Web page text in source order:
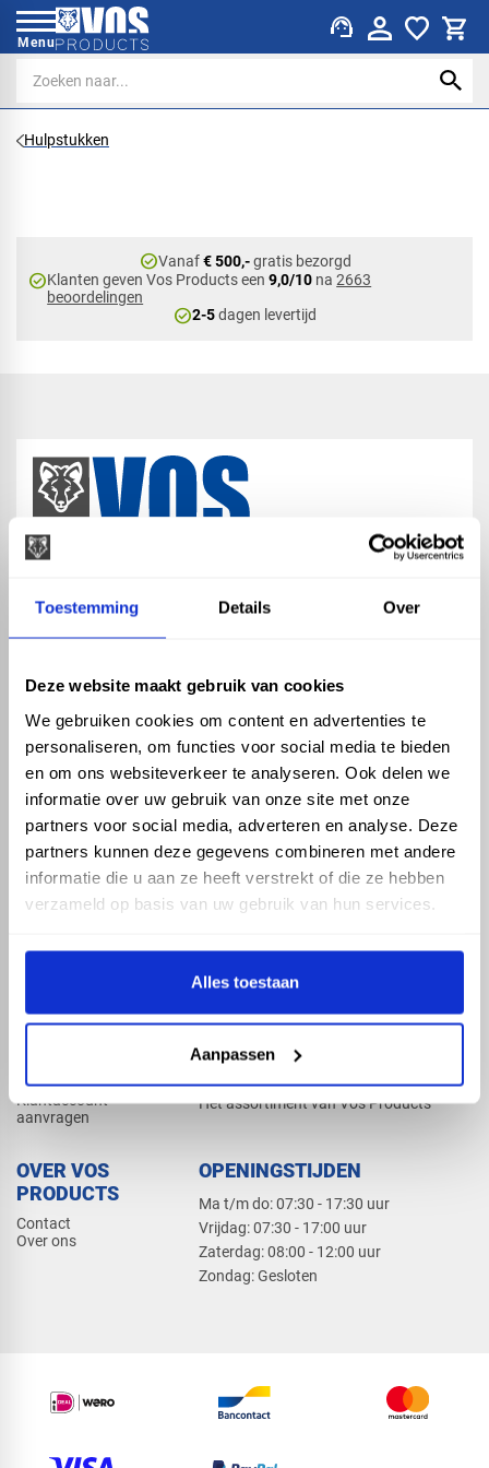
Toestemming Details Over
Deze website maakt gebruik van cookies
We gebruiken cookies om content en advertenties te
personaliseren, om functies voor social media te bieden
en om ons websiteverkeer te analyseren. Ook delen we
informatie over uw gebruik van onze site met onze
partners voor social media, adverteren en analyse. Deze
partners kunnen deze gegevens combineren met andere
informatie die u aan ze heeft verstrekt of die ze hebben
verzameld op basis van uw gebruik van hun services.
Alles toestaan
Aanpassen
Menu support_agent
Hulpstukken
check_circleVanaf€ 500,-gratis bezorgd
check_circleKlanten geven Vos Products een9,0/10 na2663
beoordelingen
check_circle2-5dagen levertijd
ASSORTIMENT
Hemelwaterafvoer
Drukleiding
Beregening
Dak en gevel
KENNIS EN HULP
Klantenservice
Kennisbank
Klantaccount
aanvragen
PRODUCTCATALOGUS 2026
Het assortiment van Vos Products
OVER VOS
PRODUCTS
Contact
Over ons
OPENINGSTIJDEN
Ma t/m do: 07:30 - 17:30 uur
​Vrijdag: 07:30 - 17:00 uur
​Zaterdag: 08:00 - 12:00 uur
​Zondag: Gesloten
phone_enabled +31 416 75 02 55
mail info@vosproducts.nl
check_circleDé bouwmarkt van Altena
check_circle Direct uit grote voorraad geleverd met eigen transport
check_circleLevering in NL en BE